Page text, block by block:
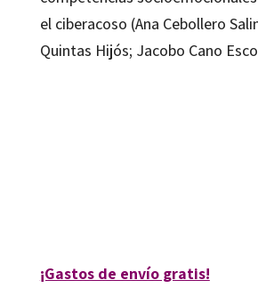
el ciberacoso (Ana Cebollero
Quintas Hijós; Jacobo Cano
¡Gastos de envío gratis!